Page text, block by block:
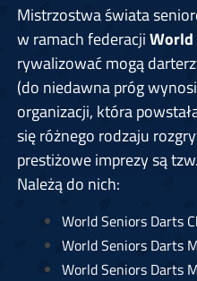
Mistrzostwa świata
w ramach federacjiWorld
rywalizować mogą
(do niedawna próg
organizacji, która
się różnego rodzaju
prestiżowe imprezy są
Należą do nich:
World Seniors Darts
World Seniors Darts
World Seniors Darts